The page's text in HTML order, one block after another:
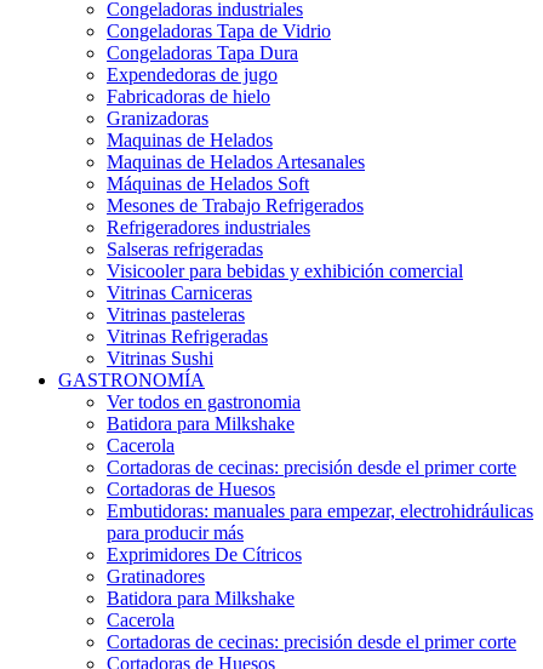
Congeladoras industriales
Congeladoras Tapa de Vidrio
Congeladoras Tapa Dura
Expendedoras de jugo
Fabricadoras de hielo
Granizadoras
Maquinas de Helados
Maquinas de Helados Artesanales
Máquinas de Helados Soft
Mesones de Trabajo Refrigerados
Refrigeradores industriales
Salseras refrigeradas
Visicooler para bebidas y exhibición comercial
Vitrinas Carniceras
Vitrinas pasteleras
Vitrinas Refrigeradas
Vitrinas Sushi
GASTRONOMÍA
Ver todos en gastronomia
Batidora para Milkshake
Cacerola
Cortadoras de cecinas: precisión desde el primer corte
Cortadoras de Huesos
Embutidoras: manuales para empezar, electrohidráulicas
para producir más
Exprimidores De Cítricos
Gratinadores
Batidora para Milkshake
Cacerola
Cortadoras de cecinas: precisión desde el primer corte
Cortadoras de Huesos